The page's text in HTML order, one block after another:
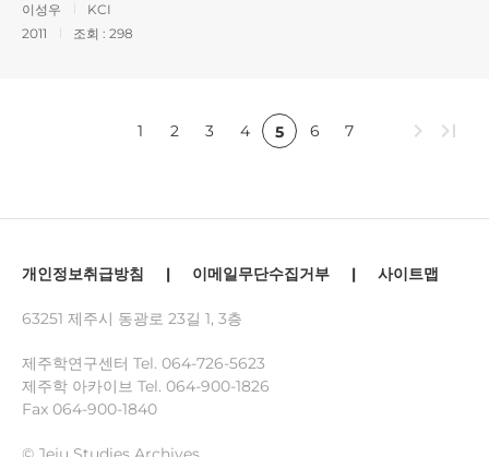
이성우
KCI
2011
조회 : 298
1 2 3 4 5 6 7 chevron_right last_page
개인정보취급방침 | 이메일무단수집거부 | 사이트맵
63251 제주시 동광로 23길 1, 3층
제주학연구센터 Tel. 064-726-5623
제주학 아카이브 Tel. 064-900-1826
Fax 064-900-1840